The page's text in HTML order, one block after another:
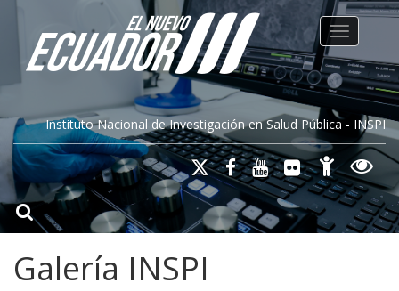
Instituto Nacional de Investigación en Salud Pública - INSPI
Toggle
Galería INSPI